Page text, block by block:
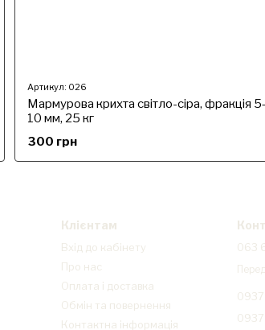
Артикул: 026
Мармурова крихта світло-сіра, фракція
10 мм, 25 кг
300 грн
Клієнтам
Вхід до кабінету
Про нас
Оплата і доставка
Обмін та повернення
Контактна інформація
063